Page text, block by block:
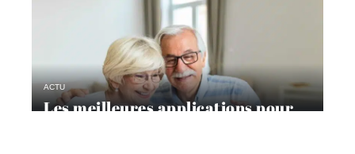
ACTU
Les meilleures applications pour